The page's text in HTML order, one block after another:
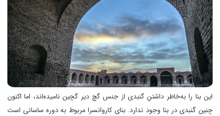
این بنا را به‌خاطر داشتنِ گنبدی از جنس گچ دیر گچین نامیده‌اند، اما اکنون
چنین گنبدی در بنا وجود ندارد. بنای کاروانسرا مربوط به دوره ساسانی است